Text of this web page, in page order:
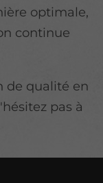
optimale,
continue
de qualité en
pas à